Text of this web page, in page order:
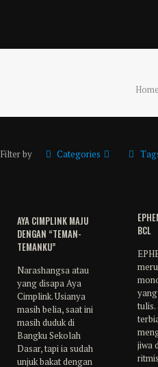
Filter by Categories
AYA CIMPLINK MAJU
DENGAN “TEMAN-
TEMANKU”
Narashangsa atau
yang disapa Aya
Cimplink. Usianya
masih belia, saat ini
masih duduk di
Bangku Sekolah
Dasar, tapi ia sudah
unjuk bakat dengan
BCL
tulis.
jiwa